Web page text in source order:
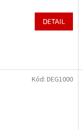
DETAIL
Kód: DEG1000